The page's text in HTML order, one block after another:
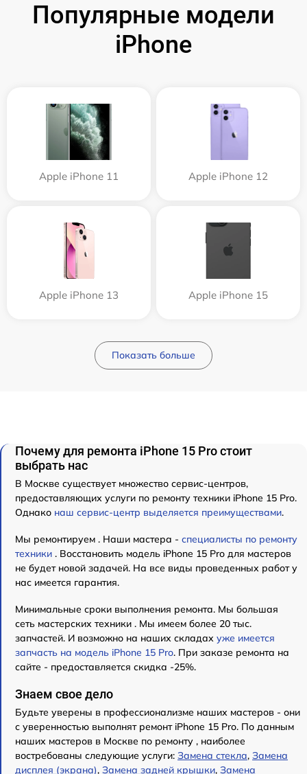
Популярные модели
iPhone
Apple iPhone 11 Apple iPhone 12
Apple iPhone 13 Apple iPhone 15
Показать больше
Почему для ремонта iPhone 15 Pro стоит
выбрать нас
В Москве существует множество сервис-центров,
предоставляющих услуги по ремонту техники iPhone 15 Pro.
Однако наш сервис-центр выделяется преимуществами.
Мы ремонтируем . Наши мастера - специалисты по ремонту
техники . Восстановить модель iPhone 15 Pro для мастеров
не будет новой задачей. На все виды проведенных работ у
нас имеется гарантия.
Минимальные сроки выполнения ремонта. Мы большая
сеть мастерских техники . Мы имеем более 20 тыс.
запчастей. И возможно на наших складах уже имеется
запчасть на модель iPhone 15 Pro. При заказе ремонта на
сайте - предоставляется скидка -25%.
Знаем свое дело
Будьте уверены в профессионализме наших мастеров - они
с уверенностью выполнят ремонт iPhone 15 Pro. По данным
наших мастеров в Москве по ремонту , наиболее
востребованы следующие услуги: Замена стекла, Замена
дисплея (экрана), Замена задней крышки, Замена